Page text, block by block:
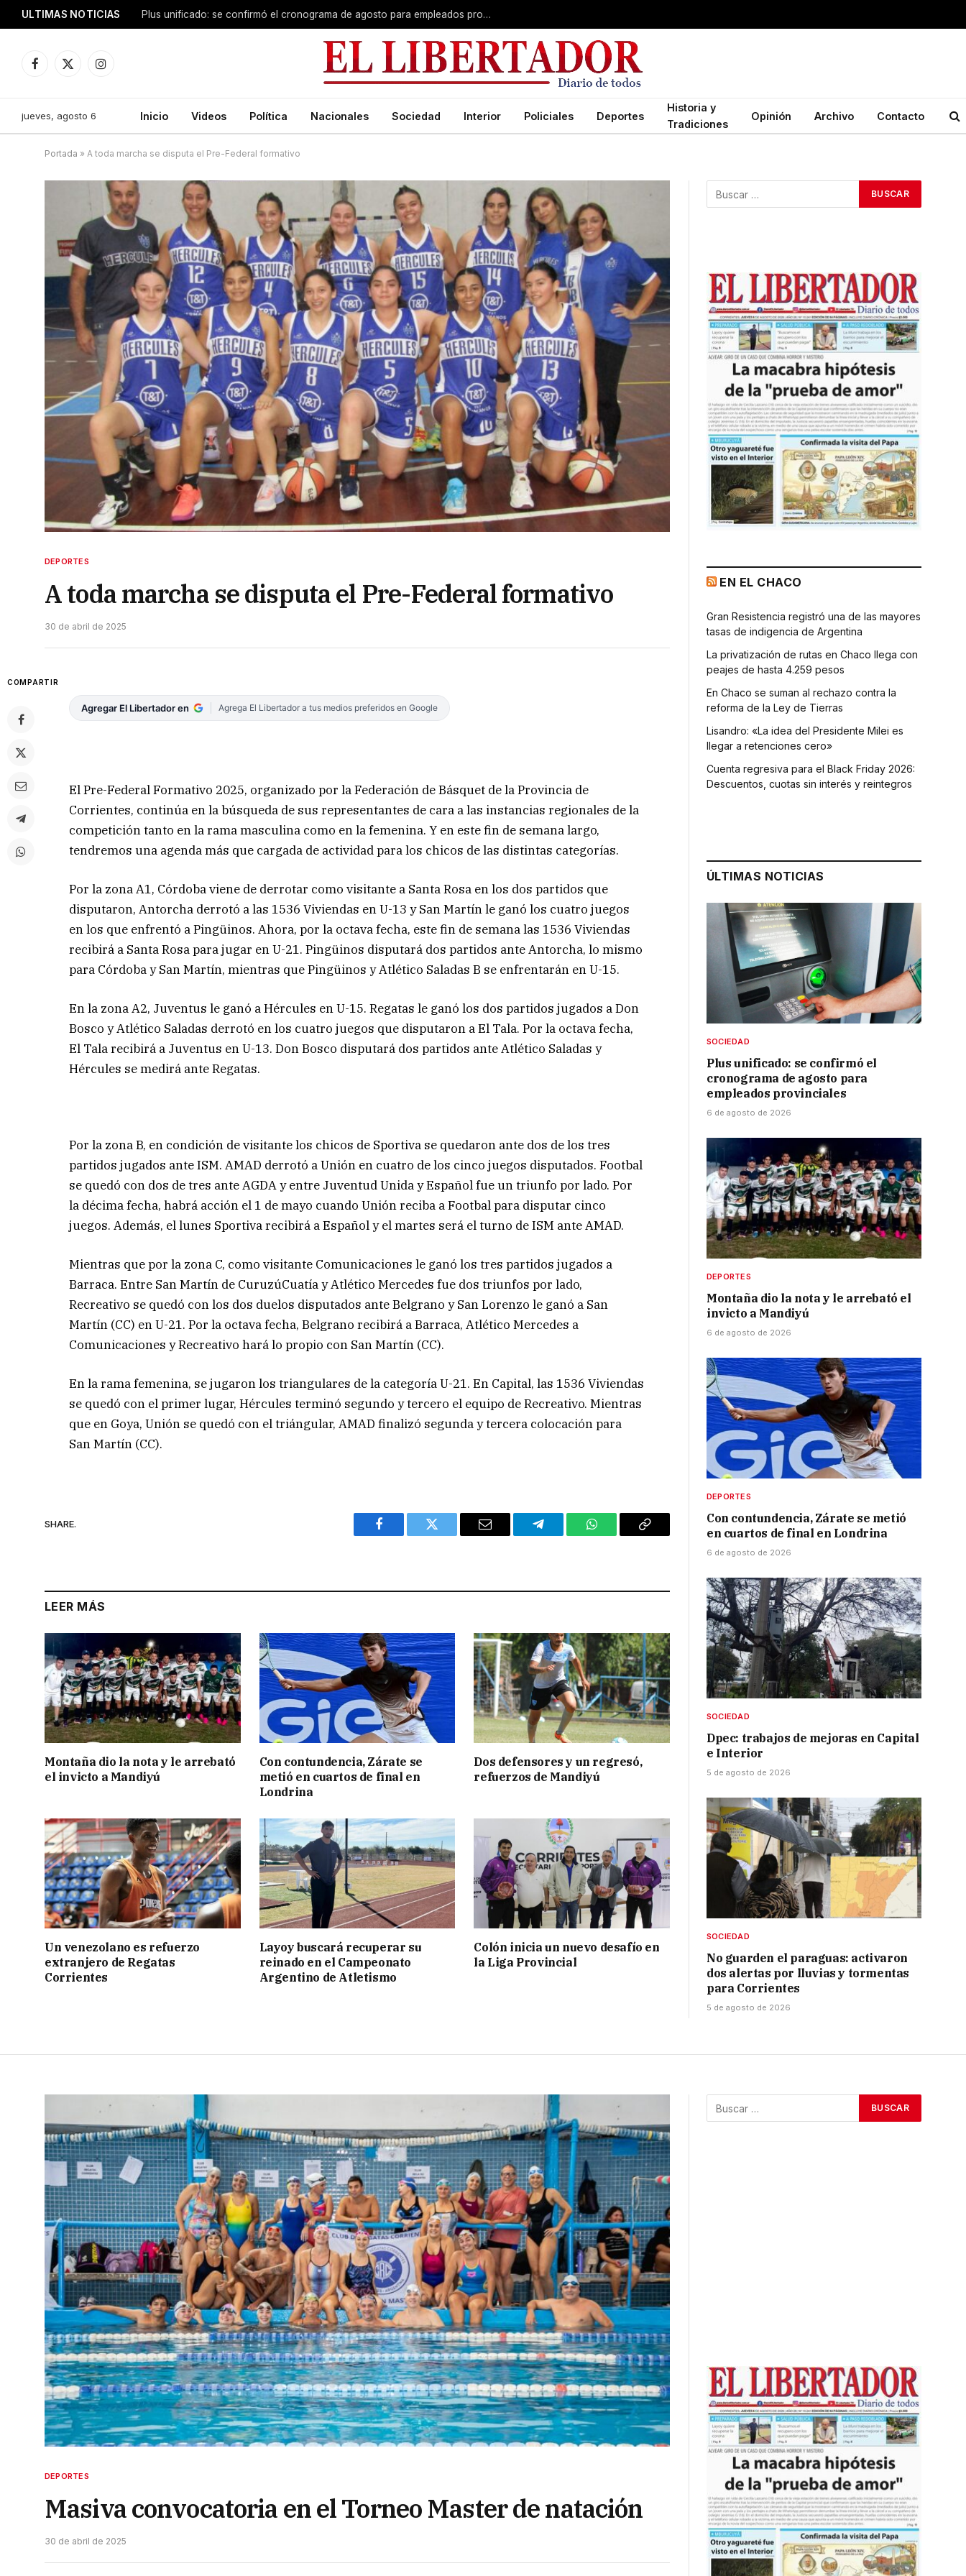
ULTIMAS NOTICIAS Plus unificado: se confirmó el cronograma de agosto para empleados provinciales
Facebook
X
Instagram
jueves, agosto 6 Inicio Videos Política Nacionales Sociedad Interior Policiales Deportes
Historia y
Tradiciones
Opinión Archivo Contacto
Portada » A toda marcha se disputa el Pre-Federal formativo
DEPORTES
A toda marcha se disputa el Pre-Federal formativo
30 de abril de 2025
COMPARTIR
Agregar El Libertador en Agrega El Libertador a tus medios preferidos en Google
El Pre-Federal Formativo 2025, organizado por la Federación de Básquet de la Provincia de
Corrientes, continúa en la búsqueda de sus representantes de cara a las instancias regionales de la
competición tanto en la rama masculina como en la femenina. Y en este fin de semana largo,
tendremos una agenda más que cargada de actividad para los chicos de las distintas categorías.
Por la zona A1, Córdoba viene de derrotar como visitante a Santa Rosa en los dos partidos que
disputaron, Antorcha derrotó a las 1536 Viviendas en U-13 y San Martín le ganó los cuatro juegos
en los que enfrentó a Pingüinos. Ahora, por la octava fecha, este fin de semana las 1536 Viviendas
recibirá a Santa Rosa para jugar en U-21. Pingüinos disputará dos partidos ante Antorcha, lo mismo
para Córdoba y San Martín, mientras que Pingüinos y Atlético Saladas B se enfrentarán en U-15.
En la zona A2, Juventus le ganó a Hércules en U-15. Regatas le ganó los dos partidos jugados a Don
Bosco y Atlético Saladas derrotó en los cuatro juegos que disputaron a El Tala. Por la octava fecha,
El Tala recibirá a Juventus en U-13. Don Bosco disputará dos partidos ante Atlético Saladas y
Hércules se medirá ante Regatas.
Por la zona B, en condición de visitante los chicos de Sportiva se quedaron ante dos de los tres
partidos jugados ante ISM. AMAD derrotó a Unión en cuatro de los cinco juegos disputados. Footbal
se quedó con dos de tres ante AGDA y entre Juventud Unida y Español fue un triunfo por lado. Por
la décima fecha, habrá acción el 1 de mayo cuando Unión reciba a Footbal para disputar cinco
juegos. Además, el lunes Sportiva recibirá a Español y el martes será el turno de ISM ante AMAD.
Mientras que por la zona C, como visitante Comunicaciones le ganó los tres partidos jugados a
Barraca. Entre San Martín de CuruzúCuatía y Atlético Mercedes fue dos triunfos por lado,
Recreativo se quedó con los dos duelos disputados ante Belgrano y San Lorenzo le ganó a San
Martín (CC) en U-21. Por la octava fecha, Belgrano recibirá a Barraca, Atlético Mercedes a
Comunicaciones y Recreativo hará lo propio con San Martín (CC).
En la rama femenina, se jugaron los triangulares de la categoría U-21. En Capital, las 1536 Viviendas
se quedó con el primer lugar, Hércules terminó segundo y tercero el equipo de Recreativo. Mientras
que en Goya, Unión se quedó con el triángular, AMAD finalizó segunda y tercera colocación para
San Martín (CC).
SHARE.
Facebook Twitter Email Telegram WhatsAppCopy
LEER MÁS
Montaña dio la nota y le arrebató
el invicto a Mandiyú
Con contundencia, Zárate se
metió en cuartos de final en
Londrina
Dos defensores y un regresó,
refuerzos de Mandiyú
Un venezolano es refuerzo
extranjero de Regatas
Corrientes
Layoy buscará recuperar su
reinado en el Campeonato
Argentino de Atletismo
Colón inicia un nuevo desafío en
la Liga Provincial
EN EL CHACO
Gran Resistencia registró una de las mayores
tasas de indigencia de Argentina
La privatización de rutas en Chaco llega con
peajes de hasta 4.259 pesos
En Chaco se suman al rechazo contra la
reforma de la Ley de Tierras
Lisandro: «La idea del Presidente Milei es
llegar a retenciones cero»
Cuenta regresiva para el Black Friday 2026:
Descuentos, cuotas sin interés y reintegros
ÚLTIMAS NOTICIAS
SOCIEDAD
Plus unificado: se confirmó el
cronograma de agosto para
empleados provinciales
6 de agosto de 2026
DEPORTES
Montaña dio la nota y le arrebató el
invicto a Mandiyú
6 de agosto de 2026
DEPORTES
Con contundencia, Zárate se metió
en cuartos de final en Londrina
6 de agosto de 2026
SOCIEDAD
Dpec: trabajos de mejoras en Capital
e Interior
5 de agosto de 2026
SOCIEDAD
No guarden el paraguas: activaron
dos alertas por lluvias y tormentas
para Corrientes
5 de agosto de 2026
DEPORTES
Masiva convocatoria en el Torneo Master de natación
30 de abril de 2025